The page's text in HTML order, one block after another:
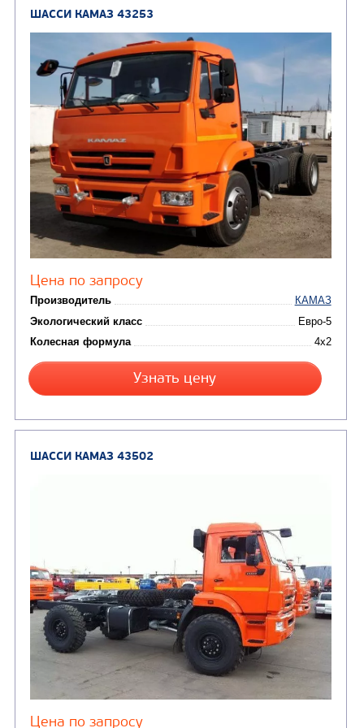
Седельные тягачи
Автофургоны(2)
Шасси(12)
АВТОБУСЫ
Вахтовые автобусы(3)
АВТОЦИСТЕРНЫ
Автотопливозаправщики
CHAMELEON (г. Егорьевск)
(8)
Крано-
установки (КМУ)
(36)
КОММУНАЛЬНАЯ
ТЕХНИКА
Комбинированные
машины(18)
Вакуумные машины
Илососные машины
Комбинированные
Мусоровозы(24)